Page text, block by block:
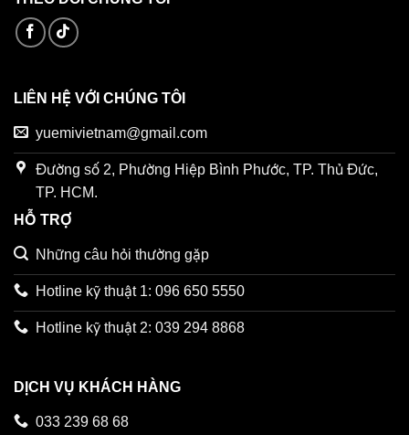
LIÊN HỆ VỚI CHÚNG TÔI
yuemivietnam@gmail.com
Đường số 2, Phường Hiệp Bình Phước, TP. Thủ Đức,
TP. HCM.
HỖ TRỢ
Những câu hỏi thường gặp
Hotline kỹ thuật 1: 096 650 5550
Hotline kỹ thuật 2: 039 294 8868
DỊCH VỤ KHÁCH HÀNG
033 239 68 68